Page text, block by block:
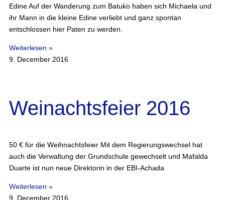
Edine Auf der Wanderung zum Batuko haben sich Michaela und
ihr Mann in die kleine Edine verliebt und ganz spontan
entschlossen hier Paten zu werden.
Weiterlesen »
9. December 2016
Weinachtsfeier 2016
50 € für die Weihnachtsfeier Mit dem Regierungswechsel hat
auch die Verwaltung der Grundschule gewechselt und Mafalda
Duarte ist nun neue Direktorin in der EBI-Achada
Weiterlesen »
9. December 2016